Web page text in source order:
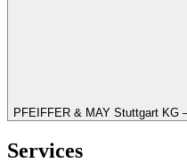
PFEIFFER & MAY Stuttgart KG
Services